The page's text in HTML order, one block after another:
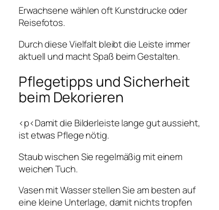
Erwachsene wählen oft Kunstdrucke oder
Reisefotos.
Durch diese Vielfalt bleibt die Leiste immer
aktuell und macht Spaß beim Gestalten.
Pflegetipps und Sicherheit
beim Dekorieren
<p<Damit die Bilderleiste lange gut aussieht,
ist etwas Pflege nötig.
Staub wischen Sie regelmäßig mit einem
weichen Tuch.
Vasen mit Wasser stellen Sie am besten auf
eine kleine Unterlage, damit nichts tropfen